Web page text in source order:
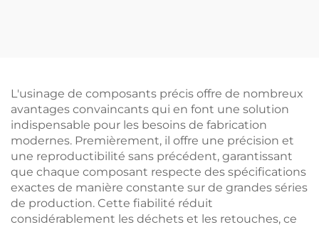
L'usinage de composants précis offre de nombreux
avantages convaincants qui en font une solution
indispensable pour les besoins de fabrication
modernes. Premièrement, il offre une précision et
une reproductibilité sans précédent, garantissant
que chaque composant respecte des spécifications
exactes de manière constante sur de grandes séries
de production. Cette fiabilité réduit
considérablement les déchets et les retouches, ce